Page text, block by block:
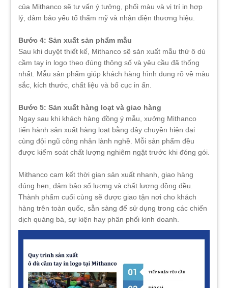
của Mithanco sẽ tư vấn ý tưởng, phối màu và vị trí in hợp
lý, đảm bảo yếu tố thẩm mỹ và nhận diện thương hiệu.
Bước 4: Sản xuất sản phẩm mẫu
Sau khi duyệt thiết kế, Mithanco sẽ sản xuất mẫu thử ô dù
cầm tay in logo theo đúng thông số và yêu cầu đã thống
nhất. Mẫu sản phẩm giúp khách hàng hình dung rõ về màu
sắc, kích thước, chất liệu và bố cục in ấn.
Bước 5: Sản xuất hàng loạt và giao hàng
Ngay sau khi khách hàng đồng ý mẫu, xưởng Mithanco
tiến hành sản xuất hàng loạt bằng dây chuyền hiện đại
cùng đội ngũ công nhân lành nghề. Mỗi sản phẩm đều
được kiểm soát chất lượng nghiêm ngặt trước khi đóng gói.
Mithanco cam kết thời gian sản xuất nhanh, giao hàng
đúng hẹn, đảm bảo số lượng và chất lượng đồng đều.
Thành phẩm cuối cùng sẽ được giao tận nơi cho khách
hàng trên toàn quốc, sẵn sàng để sử dụng trong các chiến
dịch quảng bá, sự kiện hay phân phối kinh doanh.